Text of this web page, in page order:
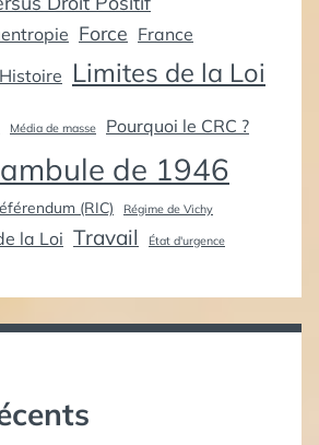
Force France
Histoire Limites de la Loi
Média de masse Pourquoi le CRC ?
de 1946
(RIC) Régime de Vichy
la Loi Travail État d'urgence